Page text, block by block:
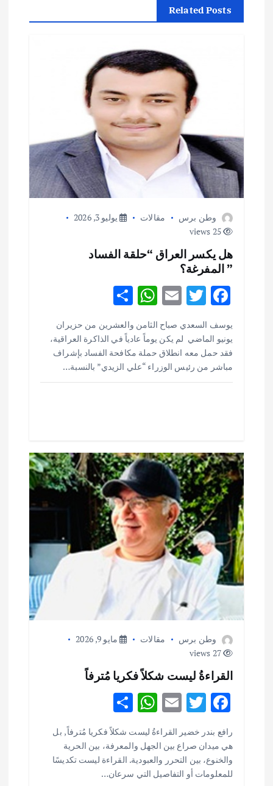
ت
Related Posts
وطن برس مقالات
يوليو 3, 2026
25 views
هل يكسر العراق “حلقة الفساد
” المفرغة؟
F
ac
e
b
o
T
it
te
r
E
m
ai
l
W
h
at
s
A
S
ar
e
يوسف السعدي صباح الثامن والعشرين من حزيران
يونيو الماضي لم يكن يوماً عادياً في الذاكرة العراقية،
فقد حمل معه انطلاق حملة مكافحة الفساد بإشراف
مباشر من رئيس الوزراء “علي الزيدي” بالنسبة…
وطن برس مقالات
مايو 9, 2026
27 views
القراءةُ ليست شكلاً فكريا مُترفاً
F
e
b
o
T
w
it
te
r
E
m
ai
l
W
at
s
A
S
h
ar
e
رافع بندر خضير القراءةُ ليست شكلاً فكريا مُترفاً , بل
هي ميدان صراع بين الجهل والمعرفة، بين الحرية
والخنوع، بين التحرر والعبودية. القراءة ليست تكديسًا
للمعلومات أو التفاصيل التي سرعان…
أهم الأخبار ثقافة وفنون
اختتام ورشة السينوغرافيا في مدينة كلباء الاماراتية
أغسطس 3, 2026